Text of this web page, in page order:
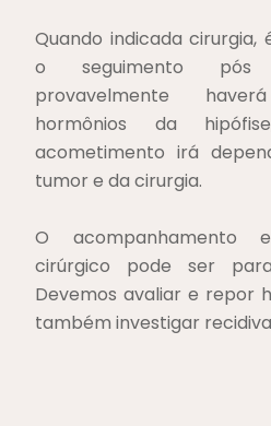
Quando indicada
o seguimento pós
provavelmente
hormônios da
acometimento irá
tumor e da cirurgia.
O acompanhamento
cirúrgico pode ser
Devemos avaliar e repor
também investigar